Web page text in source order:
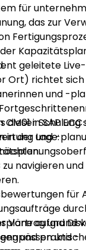
für
das zur
geleitete
Ort) richtet sich
und -
in SAP
und -
dieser Schulung
in der Lage:
zu navigieren und
für
aufgrund
und -
Vortrag und
und